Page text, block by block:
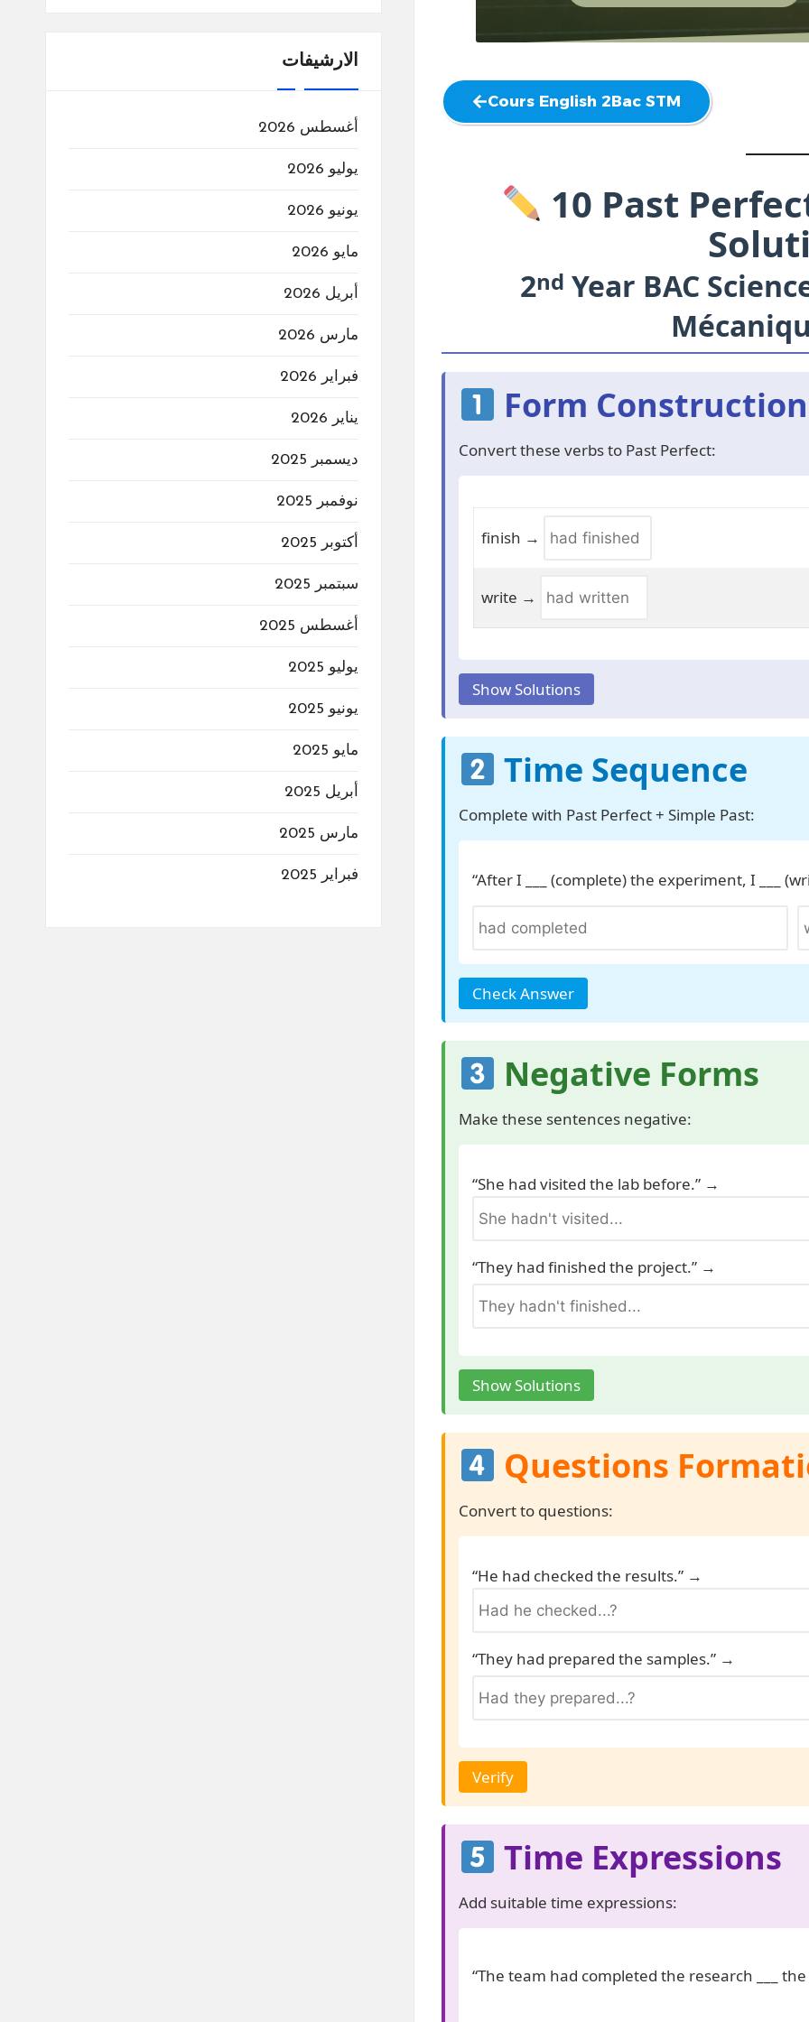
Cours English 2Bac STM
10 Past
2nd Year BAC
Form Construction
Convert these verbs to Past Perfect:
finish →
write →
Show Solutions
Time Sequence
Complete with Past Perfect + Simple Past:
“After I ___ (complete) the experiment, I ___
Check Answer
Negative Forms
Make these sentences negative:
“She had visited the lab before.” →
“They had finished the project.” →
Show Solutions
Questions
Convert to questions:
“He had checked the results.” →
“They had prepared the samples.” →
Verify
Time Expressions
Add suitable time expressions:
“The team had completed the research ___
الارشيفات
أغسطس 2026
يوليو 2026
يونيو 2026
مايو 2026
أبريل 2026
مارس 2026
فبراير 2026
يناير 2026
ديسمبر 2025
نوفمبر 2025
أكتوبر 2025
سبتمبر 2025
أغسطس 2025
يوليو 2025
يونيو 2025
مايو 2025
أبريل 2025
مارس 2025
فبراير 2025